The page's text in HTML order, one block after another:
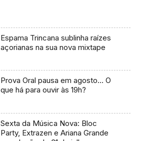
Espama Trincana sublinha raízes
açorianas na sua nova mixtape
Prova Oral pausa em agosto… O
que há para ouvir às 19h?
Sexta da Música Nova: Bloc
Party, Extrazen e Ariana Grande